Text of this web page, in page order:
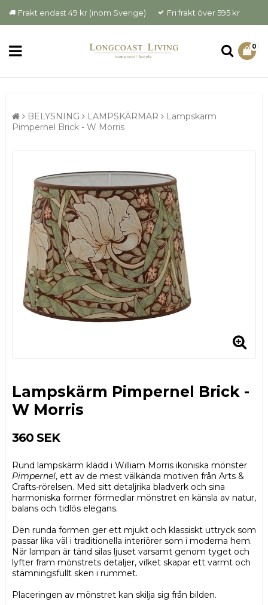
Frakt endast 49 kr (inom Sverige) Fri frakt över 595 kr
0
BELYSNING LAMPSKÄRMAR
Lampskärm
Pimpernel Brick - W Morris
Lampskärm Pimpernel Brick -
W Morris
360 SEK
Rund lampskärm klädd i William Morris ikoniska mönster
Pimpernel, ett av de mest välkända motiven från Arts &
Crafts-rörelsen. Med sitt detaljrika bladverk och sina
harmoniska former förmedlar mönstret en känsla av natur,
balans och tidlös elegans.
Den runda formen ger ett mjukt och klassiskt uttryck som
passar lika väl i traditionella interiörer som i moderna hem.
När lampan är tänd silas ljuset varsamt genom tyget och
lyfter fram mönstrets detaljer, vilket skapar ett varmt och
stämningsfullt sken i rummet.
Placeringen av mönstret kan skilja sig från bilden.